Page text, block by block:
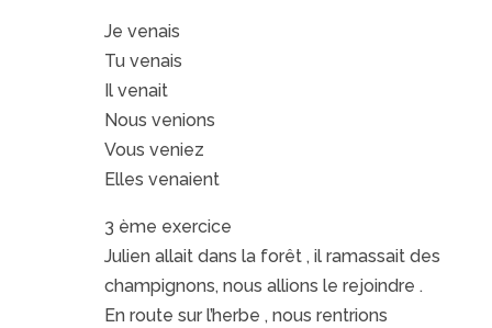
Je venais
Tu venais
Il venait
Nous venions
Vous veniez
Elles venaient
3 ème exercice
Julien allait dans la forêt , il ramassait des
champignons, nous allions le rejoindre .
En route sur l’herbe , nous rentrions